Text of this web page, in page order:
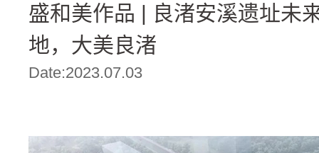
盛和美作品 | 良渚安溪遗址未
地，大美良渚
Date:2023.07.03